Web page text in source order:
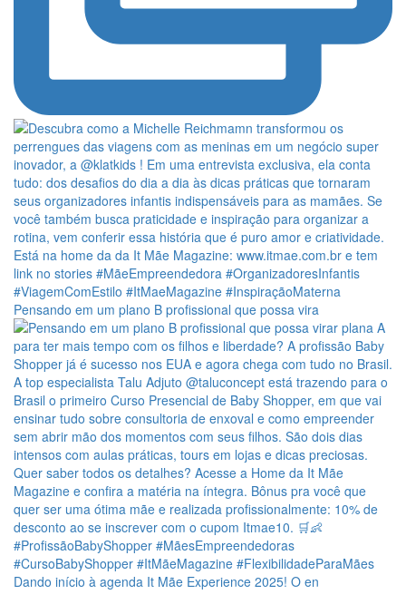
Pensando em um plano B profissional que possa vira
Dando início à agenda It Mãe Experience 2025! O en